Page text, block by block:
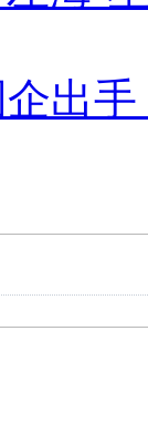
出